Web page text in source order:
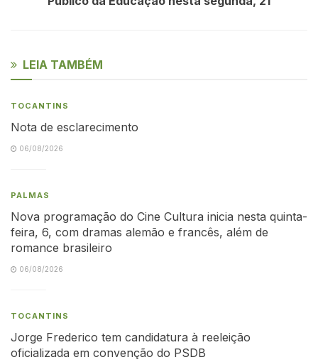
LEIA TAMBÉM
TOCANTINS
Nota de esclarecimento
06/08/2026
PALMAS
Nova programação do Cine Cultura inicia nesta quinta-
feira, 6, com dramas alemão e francês, além de
romance brasileiro
06/08/2026
TOCANTINS
Jorge Frederico tem candidatura à reeleição
oficializada em convenção do PSDB